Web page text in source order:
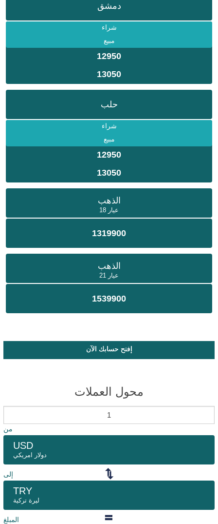
دمشق
شراء
مبيع
12950
13050
حلب
شراء
مبيع
12950
13050
الذهب
عيار 18
1319900
الذهب
عيار 21
1539900
إفتح حسابك الآن
محول العملات
من
USD
دولار امريكي
إلى
TRY
ليرة تركية
المبلغ